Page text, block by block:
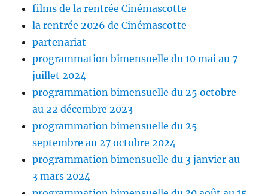
films de la rentrée Cinémascotte
la rentrée 2026 de Cinémascotte
partenariat
programmation bimensuelle du 10 mai au 7
juillet 2024
programmation bimensuelle du 25 octobre
au 22 décembre 2023
programmation bimensuelle du 25
septembre au 27 octobre 2024
programmation bimensuelle du 3 janvier au
3 mars 2024